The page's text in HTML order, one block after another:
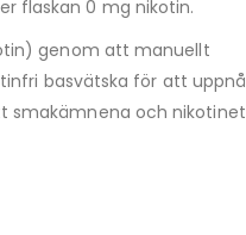
flaskan 0 mg nikotin.
genom att manuellt
basvätska för att uppnå
smakämnena och nikotinet